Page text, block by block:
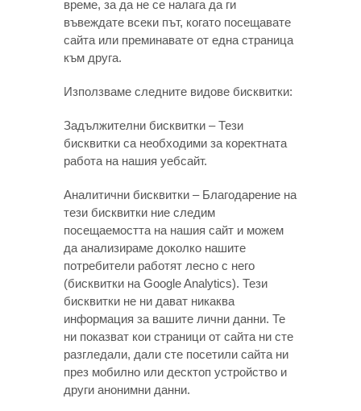
време, за да не се налага да ги
въвеждате всеки път, когато посещавате
сайта или преминавате от една страница
към друга.
Използваме следните видове бисквитки:
Задължителни бисквитки – Тези
бисквитки са необходими за коректната
работа на нашия уебсайт.
Аналитични бисквитки – Благодарение на
тези бисквитки ние следим
посещаемостта на нашия сайт и можем
да анализираме доколко нашите
потребители работят лесно с него
(бисквитки на Google Analytics). Тези
бисквитки не ни дават никаква
информация за вашите лични данни. Те
ни показват кои страници от сайта ни сте
разгледали, дали сте посетили сайта ни
през мобилно или десктоп устройство и
други анонимни данни.